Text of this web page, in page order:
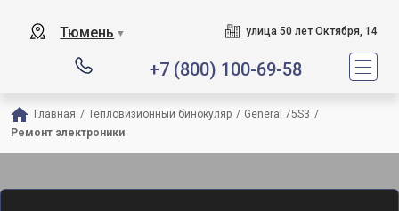
Тюмень ▼ улица 50 лет Октября, 14
+7 (800) 100-69-58
Главная / Тепловизионный бинокуляр / General 75S3 /
Ремонт электроники